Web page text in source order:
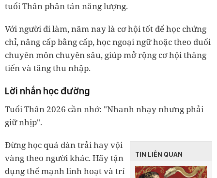
tuổi Thân phân tán năng lượng.
Với người đi làm, năm nay là cơ hội tốt để học chứng
chỉ, nâng cấp bằng cấp, học ngoại ngữ hoặc theo đuổi
chuyên môn chuyên sâu, giúp mở rộng cơ hội thăng
tiến và tăng thu nhập.
Lời nhắn học đường
Tuổi Thân 2026 cần nhớ: "Nhanh nhạy nhưng phải
giữ nhịp".
TIN LIÊN QUAN
Đừng học quá dàn trải hay vội
vàng theo người khác. Hãy tận
dụng thế mạnh linh hoạt và trí